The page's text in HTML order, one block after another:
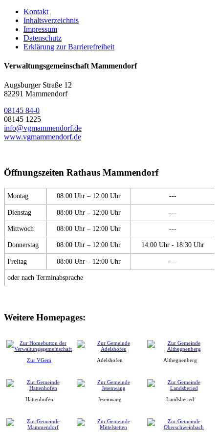
Kontakt
Inhaltsverzeichnis
Impressum
Datenschutz
Erklärung zur Barrierefreiheit
Verwaltungsgemeinschaft Mammendorf
Augsburger Straße 12
82291 Mammendorf
08145 84-0
08145 1225
info@vgmammendorf.de
www.vgmammendorf.de
Öffnungszeiten Rathaus Mammendorf
Montag 08:00 Uhr – 12:00 Uhr ---
Dienstag 08:00 Uhr – 12:00 Uhr ---
Mittwoch 08:00 Uhr – 12:00 Uhr ---
Donnerstag 08:00 Uhr – 12:00 Uhr 14:00 Uhr - 18:30 Uhr
Freitag 08:00 Uhr – 12:00 Uhr ---
oder nach Terminabsprache
Weitere Homepages:
Zur VGem Adelshofen Althegnenberg
Hattenhofen Jesenwang Landsberied